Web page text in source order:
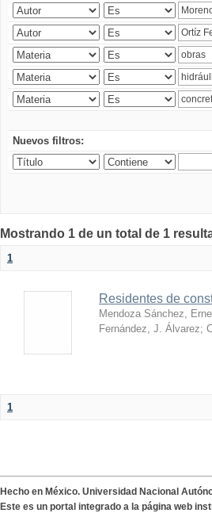
Nuevos filtros:
Mostrando 1 de un total de 1
1
Residentes de
Mendoza Sánchez,
Fernández, J. Álvarez;
1
Hecho en México. Universidad Nacional
Este es un portal integrado a la página web